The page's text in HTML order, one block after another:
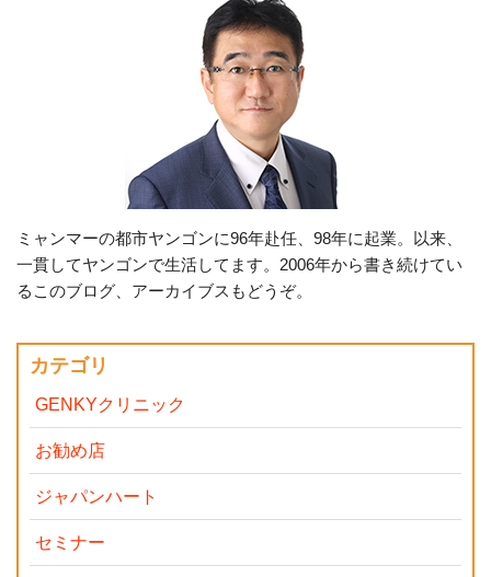
ミャンマーの都市ヤンゴンに96年赴任、98年に起業。以来、
一貫してヤンゴンで生活してます。2006年から書き続けてい
るこのブログ、アーカイブスもどうぞ。
カテゴリ
GENKYクリニック
お勧め店
ジャパンハート
セミナー